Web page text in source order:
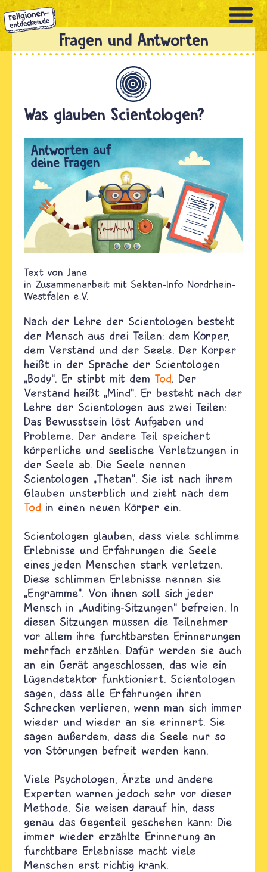
Direkt
zum
Inhalt
Was glauben Scientologen?
Text von Jane
in Zusammenarbeit mit Sekten-Info Nordrhein-
Westfalen e.V.
Nach der Lehre der Scientologen besteht
der Mensch aus drei Teilen: dem Körper,
dem Verstand und der Seele. Der Körper
heißt in der Sprache der Scientologen
„Body“. Er stirbt mit dem Tod. Der
Verstand heißt „Mind“. Er besteht nach der
Lehre der Scientologen aus zwei Teilen:
Das Bewusstsein löst Aufgaben und
Probleme. Der andere Teil speichert
körperliche und seelische Verletzungen in
der Seele ab. Die Seele nennen
Scientologen „Thetan“. Sie ist nach ihrem
Glauben unsterblich und zieht nach dem
Tod in einen neuen Körper ein.
Scientologen glauben, dass viele schlimme
Erlebnisse und Erfahrungen die Seele
eines jeden Menschen stark verletzen.
Diese schlimmen Erlebnisse nennen sie
„Engramme“. Von ihnen soll sich jeder
Mensch in „Auditing-Sitzungen“ befreien. In
diesen Sitzungen müssen die Teilnehmer
vor allem ihre furchtbarsten Erinnerungen
mehrfach erzählen. Dafür werden sie auch
an ein Gerät angeschlossen, das wie ein
Lügendetektor funktioniert. Scientologen
sagen, dass alle Erfahrungen ihren
Schrecken verlieren, wenn man sich immer
wieder und wieder an sie erinnert. Sie
sagen außerdem, dass die Seele nur so
von Störungen befreit werden kann.
Viele Psychologen, Ärzte und andere
Experten warnen jedoch sehr vor dieser
Methode. Sie weisen darauf hin, dass
genau das Gegenteil geschehen kann: Die
immer wieder erzählte Erinnerung an
furchtbare Erlebnisse macht viele
Menschen erst richtig krank.